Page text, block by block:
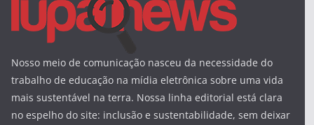
Nosso meio de comunicação nasceu da necessidade do
trabalho de educação na mídia eletrônica sobre uma vida
mais sustentável na terra. Nossa linha editorial está clara
no espelho do site: inclusão e sustentabilidade, sem deixar